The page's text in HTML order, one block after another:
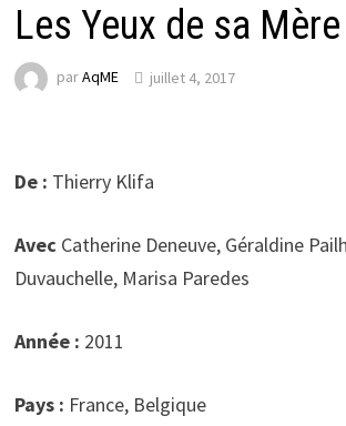
Les Yeux de sa Mère
parAqME juillet 4, 2017
De : Thierry Klifa
Avec Catherine Deneuve, Géraldine
Duvauchelle, Marisa Paredes
Année : 2011
Pays : France, Belgique